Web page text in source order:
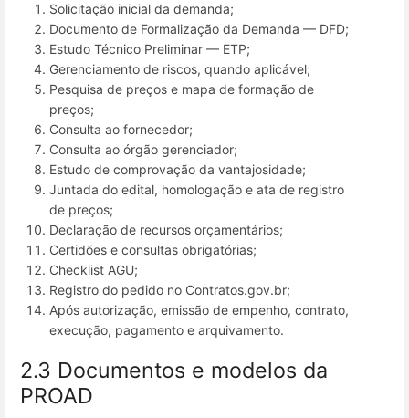
Solicitação inicial da demanda;
Documento de Formalização da Demanda — DFD;
Estudo Técnico Preliminar — ETP;
Gerenciamento de riscos, quando aplicável;
Pesquisa de preços e mapa de formação de
preços;
Consulta ao fornecedor;
Consulta ao órgão gerenciador;
Estudo de comprovação da vantajosidade;
Juntada do edital, homologação e ata de registro
de preços;
Declaração de recursos orçamentários;
Certidões e consultas obrigatórias;
Checklist AGU;
Registro do pedido no Contratos.gov.br;
Após autorização, emissão de empenho, contrato,
execução, pagamento e arquivamento.
2.3 Documentos e modelos da
PROAD